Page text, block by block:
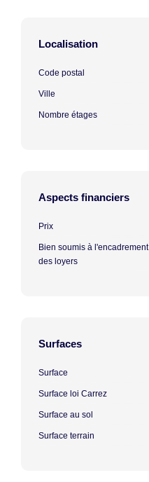
Localisation
Code postal
Ville
Nombre étages
Aspects financiers
Prix
Bien soumis à l'encadrement
des loyers
Surfaces
Surface
Surface loi Carrez
Surface au sol
Surface terrain